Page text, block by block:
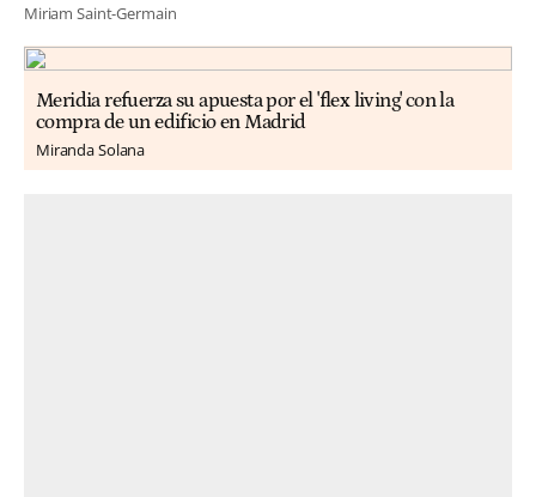
Miriam Saint-Germain
Meridia refuerza su apuesta por el 'flex living' con la
compra de un edificio en Madrid
Miranda Solana